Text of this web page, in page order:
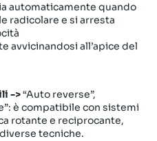
automaticamente quando
radicolare e si arresta
avvicinandosi all’apice del
->“Auto reverse”,
è compatibile con sistemi
rotante e reciprocante,
tecniche.